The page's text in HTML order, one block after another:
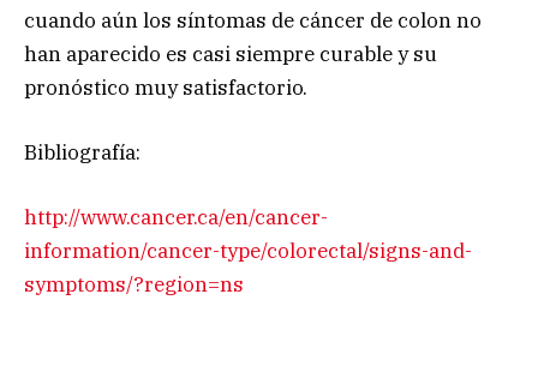
cuando aún los síntomas de cáncer de colon no
han aparecido es casi siempre curable y su
pronóstico muy satisfactorio.
Bibliografía:
http://www.cancer.ca/en/cancer-
information/cancer-type/colorectal/signs-and-
symptoms/?region=ns